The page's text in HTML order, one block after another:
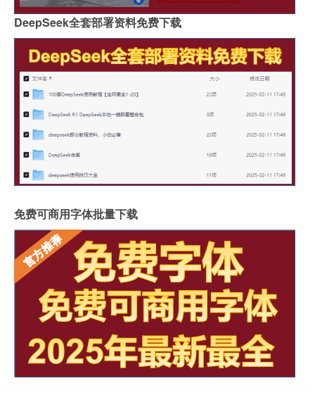
DeepSeek全套部署资料免费下载
免费可商用字体批量下载